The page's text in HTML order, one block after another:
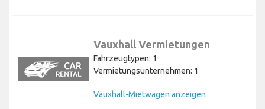
Vauxhall Vermietungen
Fahrzeugtypen: 1
Vermietungsunternehmen: 1
Vauxhall-Mietwagen anzeigen